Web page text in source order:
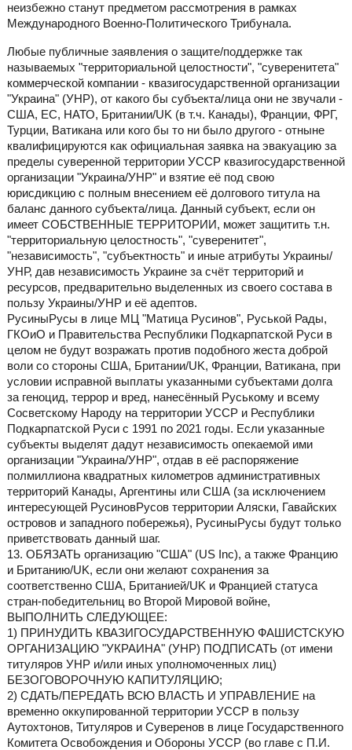
неизбежно станут предметом рассмотрения в рамках
Международного Военно-Политического Трибунала.
Любые публичные заявления о защите/поддержке так
называемых "территориальной целостности", "суверенитета"
коммерческой компании - квазигосударственной организации
"Украина" (УНР), от какого бы субъекта/лица они не звучали -
США, ЕС, НАТО, Британии/UK (в т.ч. Канады), Франции, ФРГ,
Турции, Ватикана или кого бы то ни было другого - отныне
квалифицируются как официальная заявка на эвакуацию за
пределы суверенной территории УССР квазигосударственной
организации "Украина/УНР" и взятие её под свою
юрисдикцию с полным внесением её долгового титула на
баланс данного субъекта/лица. Данный субъект, если он
имеет СОБСТВЕННЫЕ ТЕРРИТОРИИ, может защитить т.н.
"территориальную целостность", "суверенитет",
"независимость", "субъектность" и иные атрибуты Украины/
УНР, дав независимость Украине за счёт территорий и
ресурсов, предварительно выделенных из своего состава в
пользу Украины/УНР и её адептов.
РусиныРусы в лице МЦ "Матица Русинов", Руськой Рады,
ГКОиО и Правительства Республики Подкарпатской Руси в
целом не будут возражать против подобного жеста доброй
воли со стороны США, Британии/UK, Франции, Ватикана, при
условии исправной выплаты указанными субъектами долга
за геноцид, террор и вред, нанесённый Руському и всему
Сосветскому Народу на территории УССР и Республики
Подкарпатской Руси с 1991 по 2021 годы. Если указанные
субъекты выделят дадут независимость опекаемой ими
организации "Украина/УНР", отдав в её распоряжение
полмиллиона квадратных километров административных
территорий Канады, Аргентины или США (за исключением
интересующей РусиновРусов территории Аляски, Гавайских
островов и западного побережья), РусиныРусы будут только
приветствовать данный шаг.
13. ОБЯЗАТЬ организацию "США" (US Inc), а также Францию
и Британию/UK, если они желают сохранения за
соответственно США, Британией/UK и Францией статуса
стран-победительниц во Второй Мировой войне,
ВЫПОЛНИТЬ СЛЕДУЮЩЕЕ:
1) ПРИНУДИТЬ КВАЗИГОСУДАРСТВЕННУЮ ФАШИСТСКУЮ
ОРГАНИЗАЦИЮ "УКРАИНА" (УНР) ПОДПИСАТЬ (от имени
титуляров УНР и/или иных уполномоченных лиц)
БЕЗОГОВОРОЧНУЮ КАПИТУЛЯЦИЮ;
2) СДАТЬ/ПЕРЕДАТЬ ВСЮ ВЛАСТЬ И УПРАВЛЕНИЕ на
временно оккупированной территории УССР в пользу
Аутохтонов, Титуляров и Суверенов в лице Государственного
Комитета Освобождения и Обороны УССР (во главе с П.И.